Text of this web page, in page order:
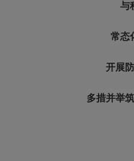
与
常态
开展
多措并举